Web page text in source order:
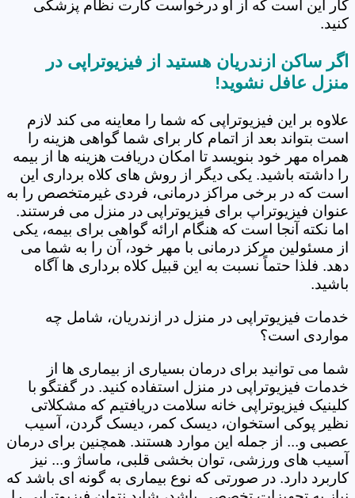
کار این است که از او درخواست کارت نظام پزشکی
کنید.
اگر ساکن ازندریان هستید از فیزیوتراپی در
منزل عافل نشوید!
علاوه بر این فیزیوتراپی که شما را معاینه می کند لازم
است بتواند بعد از اتمام کار برای شما گواهی هزینه را
همراه مهر خود بنویسد تا امکان دریافت هزینه ها از بیمه
را داشته باشید. یکی دیگر از روش های کلاه برداری این
است که در برخی مراکز درمانی، فردی غیرمتخصص را به
عنوان فیزیوتراپ برای فیزیوتراپی در منزل می فرستند.
اما نکته آنجا است که هنگام ارائه گواهی برای بیمه، یکی
از مسئولین مرکز درمانی با مهر خود، آن را به شما می
دهد. فلذا حتماً نسبت به این قبیل کلاه برداری ها آگاه
باشید.
خدمات فیزیوتراپی در منزل در ازندریان، شامل چه
مواردی است؟
شما می توانید برای درمان بسیاری از بیماری ها از
خدمات فیزیوتراپی در منزل استفاده کنید. در گفتگو با
کلینیک فیزیوتراپی خانه سلامت دریافتیم که مشکلاتی
نظیر پوکی استخوان، دیسک کمر، دیسک گردن، آسیب
عصبی و... از جمله این موارد هستند. همچنین برای درمان
آسیب های ورزشی، توان بخشی قلبی، ماساژ و... نیز
کاربرد دارد. در صورتی که نوع بیماری به گونه ای باشد که